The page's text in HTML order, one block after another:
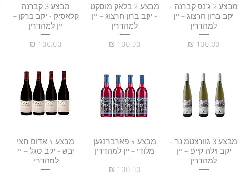
תצוגה מהירה
מבצע 2 ג'נס קברנה -
יקב ברון הרצוג – יין
למהדרין
מחיר
תצוגה מהירה
מבצע 2 בלאק מוסקט
- יקב ברון הרצוג – יין
למהדרין
מחיר
תצוגה מהירה
מבצע 3 קברנה
קלאסיק - יקב ברקן –
יין למהדרין
מחיר
תצוגה מהירה
מבצע 3 גוורצטמינר -
יקב וילה קייפ – יין
למהדרין
תצוגה מהירה
מבצע 4 פארברנגען
מלודי – יין למהדרין
מחיר
תצוגה מהירה
מבצע 4 אדום חצי
יבש - יקב סגל – יין
למהדרין